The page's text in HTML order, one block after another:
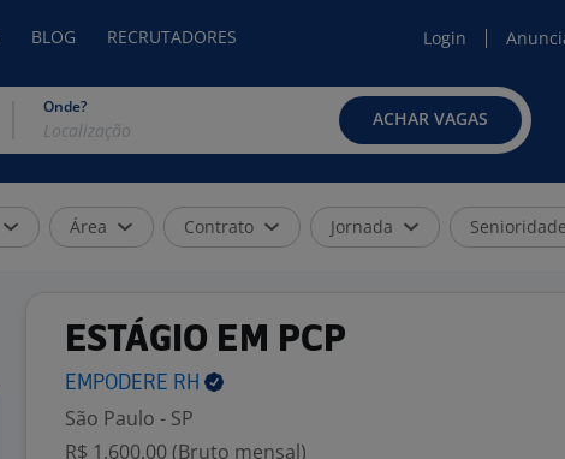
BLOG RECRUTADORES Login
Onde?
ACHAR VAGAS
Área Contrato Jornada Senioridade
ESTÁGIO EM PCP
EMPODERE RH
São Paulo - SP
R$ 1.600,00 (Bruto mensal)